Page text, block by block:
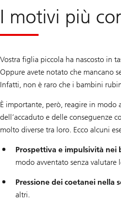
I motivi più
Vostra figlia piccola ha nascosto in
Oppure avete notato che mancano
Infatti, non è raro che i bambini
È importante, però, reagire in modo
dell’accaduto e delle conseguenze
molto diverse tra loro. Ecco alcuni
Prospettiva e impulsività nei
modo avventato senza valutare
Pressione dei coetanei nella
altri.